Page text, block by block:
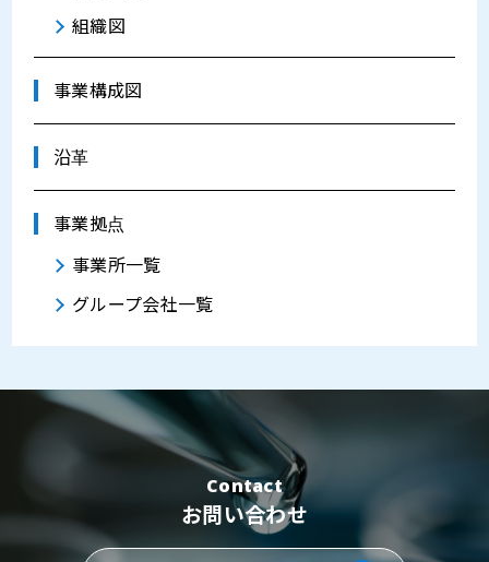
組織図
事業構成図
沿革
事業拠点
事業所一覧
グループ会社一覧
Contact
お問い合わせ